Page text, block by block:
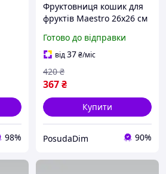
98%
Фруктовниця кошик для
фруктів Maestro 26x26 см
Готово до відправки
від37₴/міс
367₴
420 ₴
Купити
PosudaDim 90%